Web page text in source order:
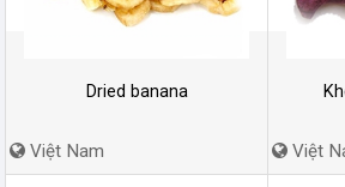
Dried banana
Việt Nam Việt